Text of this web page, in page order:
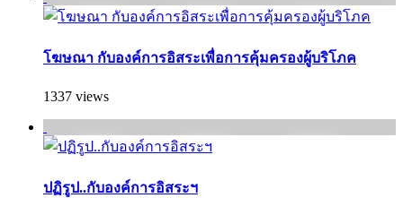
โฆษณา กับองค์การอิสระเพื่อการคุ้มครองผู้บริโภค
1337 views
ปฏิรูป..กับองค์การอิสระฯ